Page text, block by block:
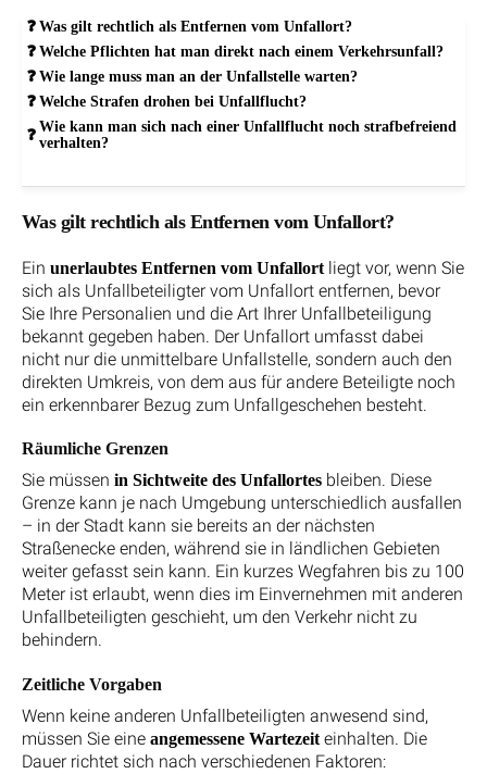
Was gilt rechtlich als Entfernen vom Unfallort?
Welche Pflichten hat man direkt nach einem Verkehrsunfall?
Wie lange muss man an der Unfallstelle warten?
Welche Strafen drohen bei Unfallflucht?
Wie kann man sich nach einer Unfallflucht noch strafbefreiend
verhalten?
Was gilt rechtlich als Entfernen vom Unfallort?
Ein unerlaubtes Entfernen vom Unfallort liegt vor, wenn Sie
sich als Unfallbeteiligter vom Unfallort entfernen, bevor
Sie Ihre Personalien und die Art Ihrer Unfallbeteiligung
bekannt gegeben haben. Der Unfallort umfasst dabei
nicht nur die unmittelbare Unfallstelle, sondern auch den
direkten Umkreis, von dem aus für andere Beteiligte noch
ein erkennbarer Bezug zum Unfallgeschehen besteht.
Räumliche Grenzen
Sie müssen in Sichtweite des Unfallortes bleiben. Diese
Grenze kann je nach Umgebung unterschiedlich ausfallen
– in der Stadt kann sie bereits an der nächsten
Straßenecke enden, während sie in ländlichen Gebieten
weiter gefasst sein kann. Ein kurzes Wegfahren bis zu 100
Meter ist erlaubt, wenn dies im Einvernehmen mit anderen
Unfallbeteiligten geschieht, um den Verkehr nicht zu
behindern.
Zeitliche Vorgaben
Wenn keine anderen Unfallbeteiligten anwesend sind,
müssen Sie eine angemessene Wartezeiteinhalten. Die
Dauer richtet sich nach verschiedenen Faktoren: